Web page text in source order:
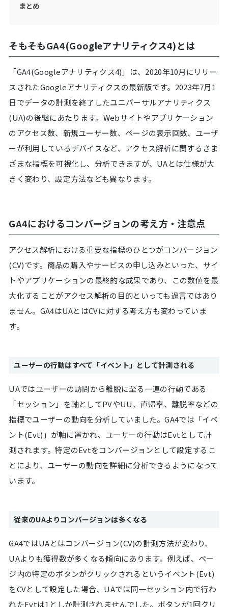
まとめ
そもそもGA4(Googleアナリティクス4)とは
「GA4(Googleアナリティクス4)」は、2020年10月にリリー
スされたGoogleアナリティクスの最新版です。2023年7月1
日でデータの計測を終了したユニバーサルアナリティクス
(UA)の後継にあたります。Webサイトやアプリケーション
のアクセス数、新規ユーザー数、ページの表示回数、ユーザ
ーが利用しているデバイスなど、アクセス解析に関するさま
ざまな指標を可視化し、分析できますが、UAとは仕様が大
きく変わり、設定方法なども異なります。
GA4におけるコンバージョンの考え方・注意点
アクセス解析における重要な指標のひとつがコンバージョン
(CV)です。商品の購入やサービスの申し込みといった、サイ
トやアプリケーションの最終的な成果であり、この数値を最
大化することがアクセス解析の目的といっても過言ではあり
ません。GA4はUAとはCVに対する考え方も変わっていま
す。
ユーザーの行動はすべて「イベント」として計測される
UAではユーザーの訪問から離脱に至る一連の行動である
「セッション」を軸としてPVやUU、直帰率、離脱率などの
指標でユーザーの動向を分析していました。GA4では「イベ
ント(Evt)」が軸に置かれ、ユーザーの行動はEvtとして計
測されます。特定のEvtをコンバージョンとして設定するこ
とにより、ユーザーの動向を詳細に分析できるようになって
います。
従来のUAよりコンバージョンは多くなる
GA4ではUAとはコンバージョン(CV)の計測方法が変わり、
UAよりも獲得数が多くなる傾向にあります。例えば、ペー
ジ内の特定のボタンがクリックされるというイベント(Evt)
をCVとして設定した場合、UAでは同一セッション内で行わ
れたEvtは1としか計測されませんでした。ボタンが1回クリ